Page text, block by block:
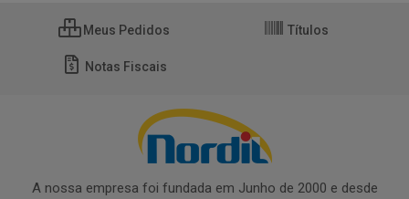
Meus Pedidos Títulos
Notas Fiscais
A nossa empresa foi fundada em Junho de 2000 e desde